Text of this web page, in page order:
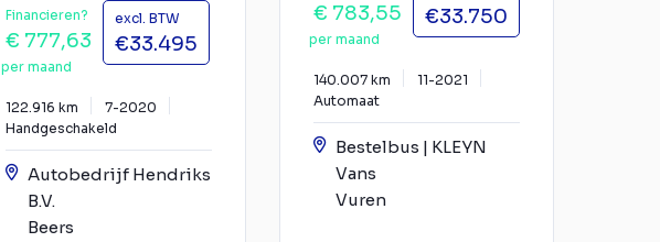
Financieren?
€ 777,63
per maand
excl. BTW
€33.495
122.916 km
7-2020
Handgeschakeld
Autobedrijf Hendriks
B.V.
Beers
€ 783,55
per maand
€33.750
140.007 km
11-2021
Automaat
Bestelbus | KLEYN
Vans
Vuren